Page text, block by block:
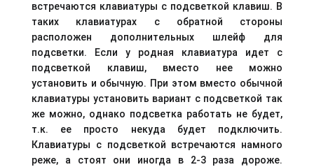
встречаются клавиатуры с подсветкой клавиш. В
таких клавиатурах с обратной стороны
расположен дополнительных шлейф для
подсветки. Если у родная клавиатура идет с
подсветкой клавиш, вместо нее можно
установить и обычную. При этом вместо обычной
клавиатуры установить вариант с подсветкой так
же можно, однако подсветка работать не будет,
т.к. ее просто некуда будет подключить.
Клавиатуры с подсветкой встречаются намного
реже, а стоят они иногда в 2-3 раза дороже.